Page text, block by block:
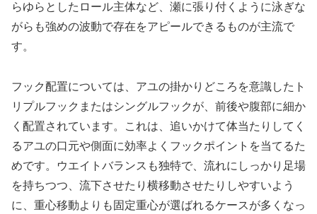
らゆらとしたロール主体など、瀬に張り付くように泳ぎな
がらも強めの波動で存在をアピールできるものが主流で
す。
フック配置については、アユの掛かりどころを意識したト
リプルフックまたはシングルフックが、前後や腹部に細か
く配置されています。これは、追いかけて体当たりしてく
るアユの口元や側面に効率よくフックポイントを当てるた
めです。ウエイトバランスも独特で、流れにしっかり足場
を持ちつつ、流下させたり横移動させたりしやすいよう
に、重心移動よりも固定重心が選ばれるケースが多くなっ